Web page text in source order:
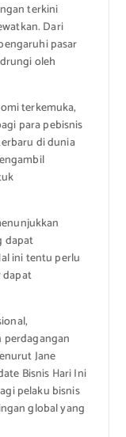
terkini
Dari
pasar
oleh
terkemuka,
para pebisnis
di dunia
dapat
ini tentu perlu
dapat
Jane
Bisnis Hari Ini
pelaku bisnis
global yang